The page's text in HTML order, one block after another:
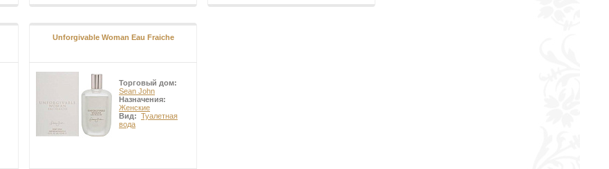
Unforgivable Woman Eau Fraiche
Торговый дом:
Sean John
Назначения:
Женские
Вид: Туалетная
вода